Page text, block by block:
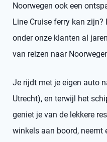
Noorwegen ook een
Line Cruise ferry kan zijn?
onder onze klanten al
van reizen naar
Je rijdt met je eigen auto
Utrecht), en terwijl het
geniet je van de lekkere
winkels aan boord, neemt